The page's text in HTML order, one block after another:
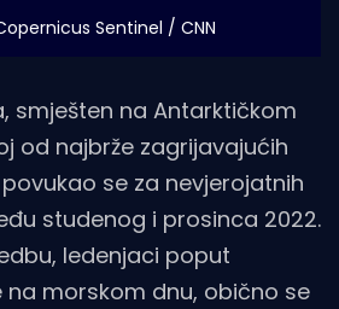
Sentinel / CNN
smješten na Antarktičkom
od najbrže zagrijavajućih
se za nevjerojatnih
studenog i prosinca 2022.
ledenjaci poput
na morskom dnu, obično se